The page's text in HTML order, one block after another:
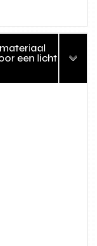
een licht